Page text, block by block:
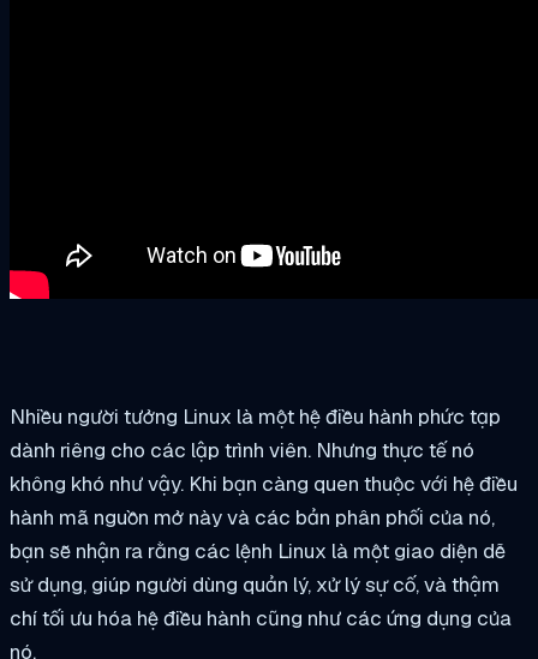
Nhiều người tưởng Linux là một hệ điều hành phức tạp
dành riêng cho các lập trình viên. Nhưng thực tế nó
không khó như vậy. Khi bạn càng quen thuộc với hệ điều
hành mã nguồn mở này và các bản phân phối của nó,
bạn sẽ nhận ra rằng các lệnh Linux là một giao diện dễ
sử dụng, giúp người dùng quản lý, xử lý sự cố, và thậm
chí tối ưu hóa hệ điều hành cũng như các ứng dụng của
nó.